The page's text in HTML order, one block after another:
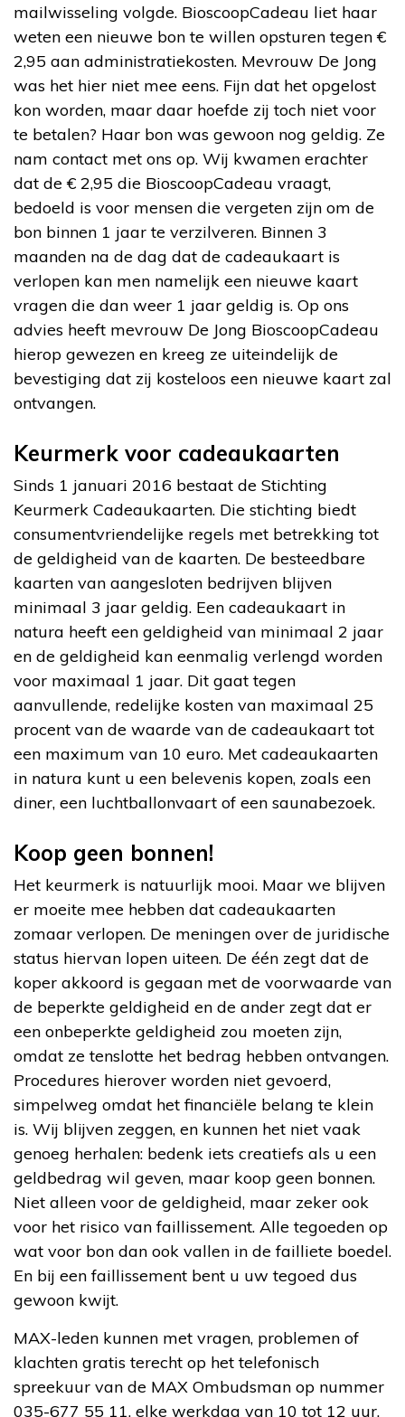
mailwisseling volgde. BioscoopCadeau liet haar
weten een nieuwe bon te willen opsturen tegen €
2,95 aan administratiekosten. Mevrouw De Jong
was het hier niet mee eens. Fijn dat het opgelost
kon worden, maar daar hoefde zij toch niet voor
te betalen? Haar bon was gewoon nog geldig. Ze
nam contact met ons op. Wij kwamen erachter
dat de € 2,95 die BioscoopCadeau vraagt,
bedoeld is voor mensen die vergeten zijn om de
bon binnen 1 jaar te verzilveren. Binnen 3
maanden na de dag dat de cadeaukaart is
verlopen kan men namelijk een nieuwe kaart
vragen die dan weer 1 jaar geldig is. Op ons
advies heeft mevrouw De Jong BioscoopCadeau
hierop gewezen en kreeg ze uiteindelijk de
bevestiging dat zij kosteloos een nieuwe kaart zal
ontvangen.
Keurmerk voor cadeaukaarten
Sinds 1 januari 2016 bestaat de Stichting
Keurmerk Cadeaukaarten. Die stichting biedt
consumentvriendelijke regels met betrekking tot
de geldigheid van de kaarten. De besteedbare
kaarten van aangesloten bedrijven blijven
minimaal 3 jaar geldig. Een cadeaukaart in
natura heeft een geldigheid van minimaal 2 jaar
en de geldigheid kan eenmalig verlengd worden
voor maximaal 1 jaar. Dit gaat tegen
aanvullende, redelijke kosten van maximaal 25
procent van de waarde van de cadeaukaart tot
een maximum van 10 euro. Met cadeaukaarten
in natura kunt u een belevenis kopen, zoals een
diner, een luchtballonvaart of een saunabezoek.
Koop geen bonnen!
Het keurmerk is natuurlijk mooi. Maar we blijven
er moeite mee hebben dat cadeaukaarten
zomaar verlopen. De meningen over de juridische
status hiervan lopen uiteen. De één zegt dat de
koper akkoord is gegaan met de voorwaarde van
de beperkte geldigheid en de ander zegt dat er
een onbeperkte geldigheid zou moeten zijn,
omdat ze tenslotte het bedrag hebben ontvangen.
Procedures hierover worden niet gevoerd,
simpelweg omdat het financiële belang te klein
is. Wij blijven zeggen, en kunnen het niet vaak
genoeg herhalen: bedenk iets creatiefs als u een
geldbedrag wil geven, maar koop geen bonnen.
Niet alleen voor de geldigheid, maar zeker ook
voor het risico van faillissement. Alle tegoeden op
wat voor bon dan ook vallen in de failliete boedel.
En bij een faillissement bent u uw tegoed dus
gewoon kwijt.
MAX-leden kunnen met vragen, problemen of
klachten gratis terecht op het telefonisch
spreekuur van de MAX Ombudsman op nummer
035-677 55 11, elke werkdag van 10 tot 12 uur.